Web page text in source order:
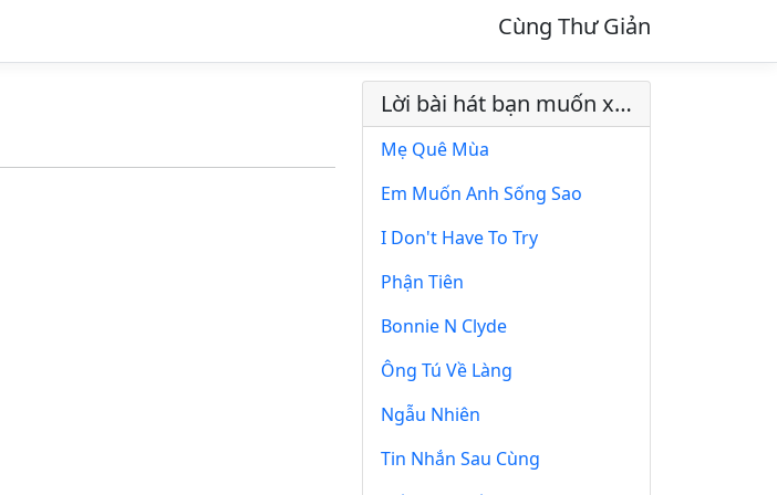
Cùng Thư Giản
Lời bài hát bạn muốn xem
Mẹ Quê Mùa
Em Muốn Anh Sống Sao
I Don't Have To Try
Phận Tiên
Bonnie N Clyde
Ông Tú Về Làng
Ngẫu Nhiên
Tin Nhắn Sau Cùng